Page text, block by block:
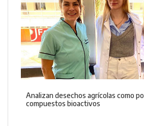
Analizan desechos agrícolas como
compuestos bioactivos